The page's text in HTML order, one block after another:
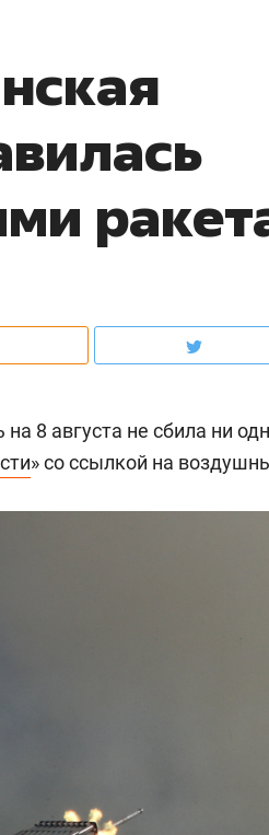
8 августа не сбила ни
» со ссылкой на